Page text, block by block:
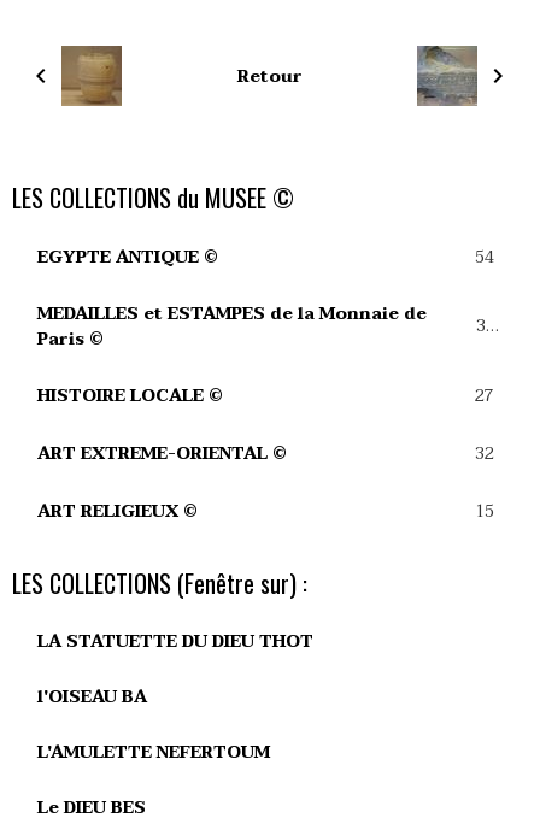
Retour
LES COLLECTIONS du MUSEE ©
EGYPTE ANTIQUE © 54
MEDAILLES et ESTAMPES de la Monnaie de
Paris ©
39
HISTOIRE LOCALE © 27
ART EXTREME-ORIENTAL © 32
ART RELIGIEUX © 15
LES COLLECTIONS (Fenêtre sur) :
LA STATUETTE DU DIEU THOT
l'OISEAU BA
L'AMULETTE NEFERTOUM
Le DIEU BES